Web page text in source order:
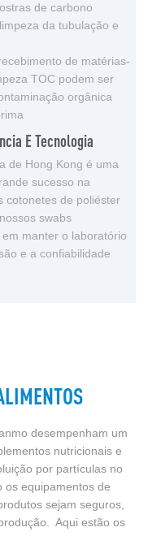
de carbono
da tubulação e
de matérias-
TOC podem ser
orgânica
E Tecnologia
de Hong Kong é uma
sucesso na
cotonetes de poliéster
swabs
manter o laboratório
e a confiabilidade
desempenham um
nutricionais e
por partículas no
os equipamentos de
sejam seguros,
Aqui estão os